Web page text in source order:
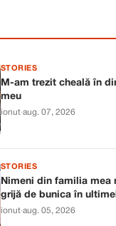
STORIES
M-am trezit cheală în
meu
ionut·aug. 07, 2026
STORIES
Nimeni din familia mea
grijă de bunica în
ionut·aug. 05, 2026